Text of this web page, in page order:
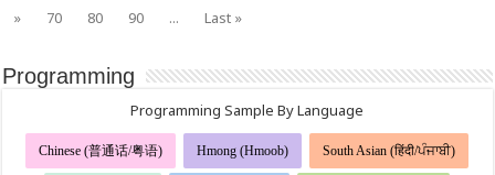
운
으
로
날
을
축
하
»
70 80 90 ... Last »
Programming
Programming Sample By Language
Chinese (普通话/粤语) Hmong (Hmoob) South Asian (हिंदी/ਪੰਜਾਬੀ)